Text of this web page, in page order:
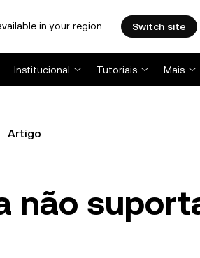
in your region. Switch site
Institucional Tutoriais Mais
Artigo
não